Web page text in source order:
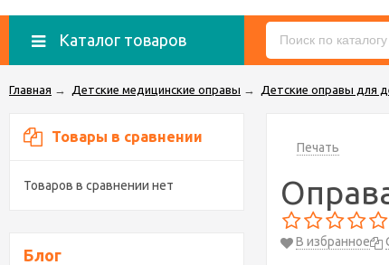
Каталог товаров
Главная → Детские медицинские оправы → Детские оправы для
Товары в сравнении
Товаров в сравнении нет
Блог
Печать
В избранное